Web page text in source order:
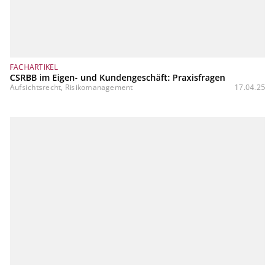
FACHARTIKEL
CSRBB im Eigen- und Kundengeschäft: Praxisfragen
Aufsichtsrecht, Risikomanagement 17.04.25